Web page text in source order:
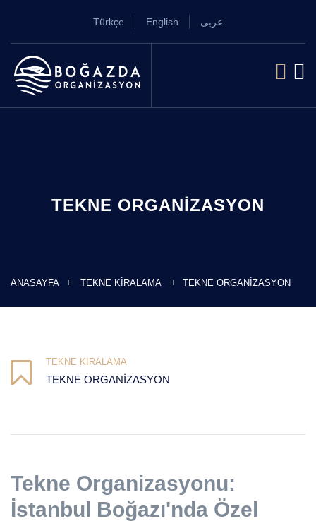
Türkçe English عربى
TEKNE ORGANIZASYON
ANASAYFA TEKNE KIRALAMA TEKNE ORGANIZASYON
TEKNE KIRALAMA
TEKNE ORGANIZASYON
Tekne Organizasyonu:
İstanbul Boğazı'nda Özel